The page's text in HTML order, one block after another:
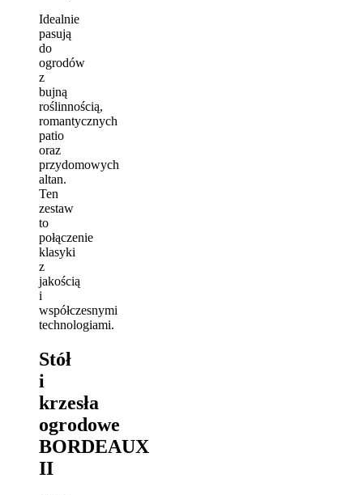
Idealnie
pasują
do
ogrodów
z
bujną
roślinnością,
romantycznych
patio
oraz
przydomowych
altan.
Ten
zestaw
to
połączenie
klasyki
z
jakością
i
współczesnymi
technologiami.
Stół
i
krzesła
ogrodowe
BORDEAUX
II